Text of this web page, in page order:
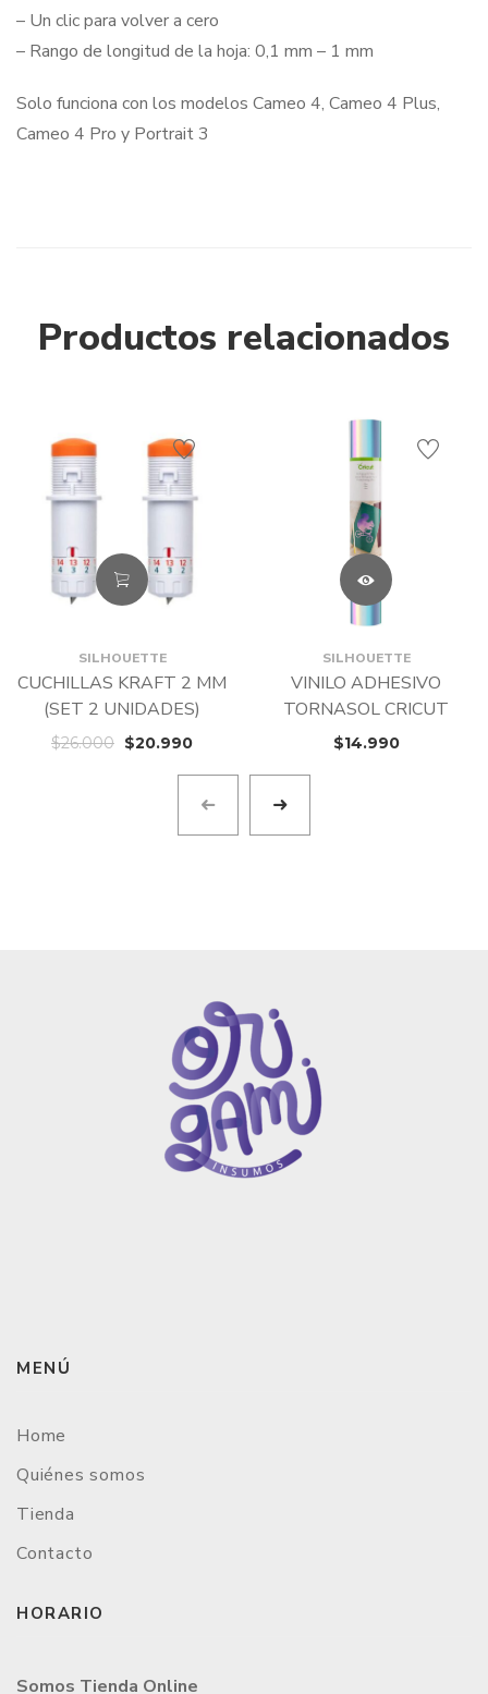
– Un clic para volver a cero
– Rango de longitud de la hoja: 0,1 mm – 1 mm
Solo funciona con los modelos Cameo 4, Cameo 4 Plus,
Cameo 4 Pro y Portrait 3
Productos relacionados
SILHOUETTE
CUCHILLAS KRAFT 2 MM
(SET 2 UNIDADES)
$26.000 $20.990
SILHOUETTE
VINILO ADHESIVO
TORNASOL CRICUT
$14.990
MENÚ
Home
Quiénes somos
Tienda
Contacto
HORARIO
Somos Tienda Online